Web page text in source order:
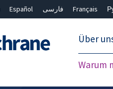
Español فارسی Français
Über
Warum